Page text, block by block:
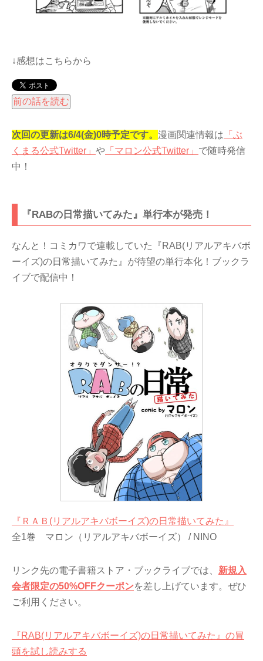
↓感想はこちらから
次回の更新は6/4(金)0時予定です。 漫画関連情報は 「ぶ
くまる公式Twitter」 や 「マロン公式Twitter」 で随時発信
中！
『RABの日常描いてみた』単行本が発売！
なんと！コミカワで連載していた『RAB(リアルアキバボ
ーイズ)の日常描いてみた』が待望の単行本化！ブックラ
イブで配信中！
『ＲＡＢ(リアルアキバボーイズ)の日常描いてみた』
全1巻 マロン（リアルアキバボーイズ） / NINO
リンク先の電子書籍ストア・ブックライブでは、 新規入
会者限定の50%OFFクーポンを差し上げています。ぜひ
ご利用ください。
『RAB(リアルアキバボーイズ)の日常描いてみた』の冒
頭を試し読みする